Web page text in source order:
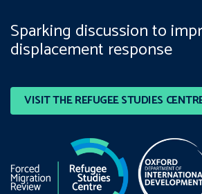
VISIT THE REFUGEE STUDIES
Sparking discussion to
displacement response